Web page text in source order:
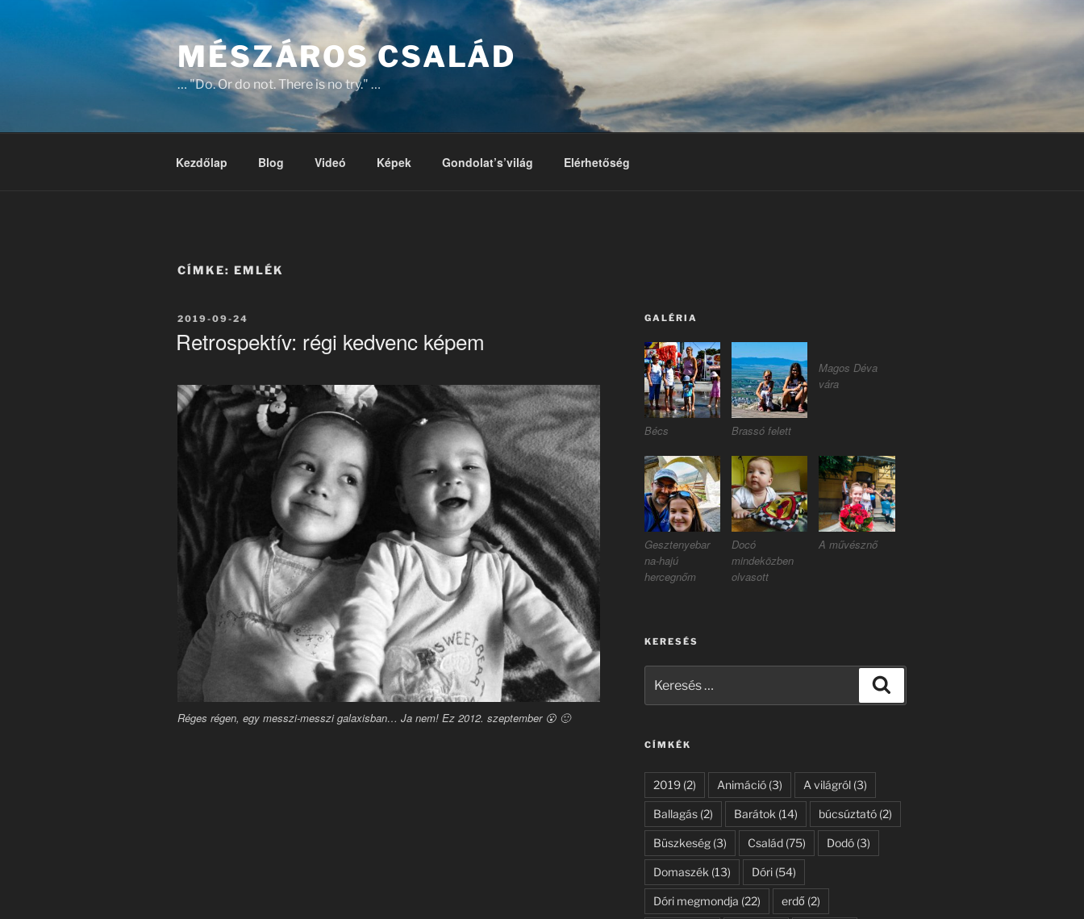
Tartalomhoz
MÉSZÁROS CSALÁD
… "Do. Or do not. There is no try." …
Kezdőlap Blog Videó Képek Gondolat’s’világ Elérhetőség
CÍMKE: EMLÉK
BEKÜLDVE:
2019-09-24
Retrospektív: régi kedvenc képem
Réges régen, egy messzi-messzi galaxisban… Ja nem! Ez 2012. szeptember 😮 🙂
GALÉRIA
Bécs Brassó felett
Magos Déva
vára
Gesztenyebar
na-hajú
hercegnőm
Docó
mindeközben
olvasott
A művésznő
KERESÉS
következő
CÍMKÉK
2019(2) Animáció(3) A világról(3)
Ballagás(2) Barátok (14) búcsúztató(2)
Büszkeség(3) Család(75) Dodó(3)
Domaszék (13) Dóri(54)
Dóri megmondja (22) erdő (2)